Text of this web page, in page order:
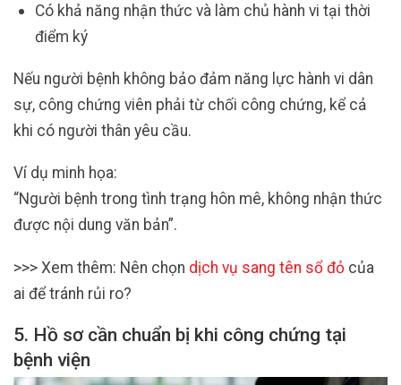
Có khả năng nhận thức và làm chủ hành vi tại thời
điểm ký
Nếu người bệnh không bảo đảm năng lực hành vi dân
sự, công chứng viên phải từ chối công chứng, kể cả
khi có người thân yêu cầu.
Ví dụ minh họa:
“Người bệnh trong tình trạng hôn mê, không nhận thức
được nội dung văn bản”.
>>> Xem thêm: Nên chọn dịch vụ sang tên sổ đỏ của
ai để tránh rủi ro?
5. Hồ sơ cần chuẩn bị khi công chứng tại
bệnh viện